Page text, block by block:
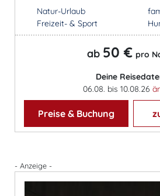
Natur-Urlaub
Freizeit- & Sport
ab 50 € pro
Deine
06.08. bis 10.08.26
Preise & Buchung
- Anzeige -